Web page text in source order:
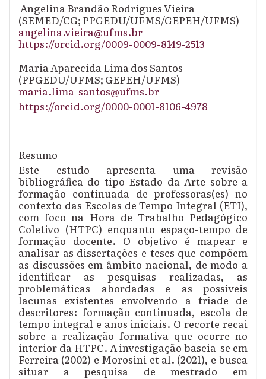
Angelina Brandão Rodrigues Vieira
(SEMED/CG; PPGEDU/UFMS/GEPEH/UFMS)
angelina.vieira@ufms.br
https://orcid.org/0009-0009-8149-2513
Maria Aparecida Lima dos Santos
(PPGEDU/UFMS; GEPEH/UFMS)
maria.lima-santos@ufms.br
https://orcid.org/0000-0001-8106-4978
Resumo
Este estudo apresenta uma revisão
bibliográfica do tipo Estado da Arte sobre a
formação continuada de professoras(es) no
contexto das Escolas de Tempo Integral (ETI),
com foco na Hora de Trabalho Pedagógico
Coletivo (HTPC) enquanto espaço-tempo de
formação docente. O objetivo é mapear e
analisar as dissertações e teses que compõem
as discussões em âmbito nacional, de modo a
identificar as pesquisas realizadas, as
problemáticas abordadas e as possíveis
lacunas existentes envolvendo a tríade de
descritores: formação continuada, escola de
tempo integral e anos iniciais. O recorte recai
sobre a realização formativa que ocorre no
interior da HTPC. A investigação baseia-se em
Ferreira (2002) e Morosini et al. (2021), e busca
situar a pesquisa de mestrado em